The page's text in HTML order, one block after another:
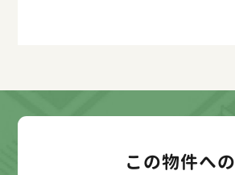
この物件への